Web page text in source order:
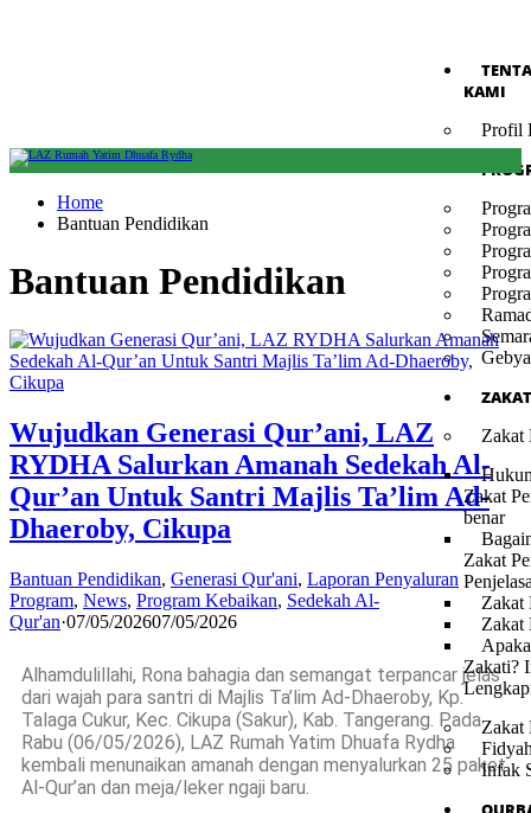
KAMI
Profil
ZAKAT
Zakat
Zakat
benar
Zakat
Zakat
Zakat
Zakati?
Zakat
Infak
Home
Bantuan Pendidikan
Bantuan Pendidikan
Wujudkan Generasi Qur’ani, LAZ
RYDHA Salurkan Amanah Sedekah Al-
Qur’an Untuk Santri Majlis Ta’lim Ad-
Dhaeroby, Cikupa
Bantuan Pendidikan, Generasi Qur'ani, Laporan Penyaluran
Program, News, Program Kebaikan, Sedekah Al-
Qur'an·07/05/202607/05/2026
Alhamdulillahi, Rona bahagia dan semangat terpancar jelas
dari wajah para santri di Majlis Ta’lim Ad-Dhaeroby, Kp.
Talaga Cukur, Kec. Cikupa (Sakur), Kab. Tangerang. Pada
Rabu (06/05/2026), LAZ Rumah Yatim Dhuafa Rydha
kembali menunaikan amanah dengan menyalurkan 25 paket
Al-Qur’an dan meja/leker ngaji baru.